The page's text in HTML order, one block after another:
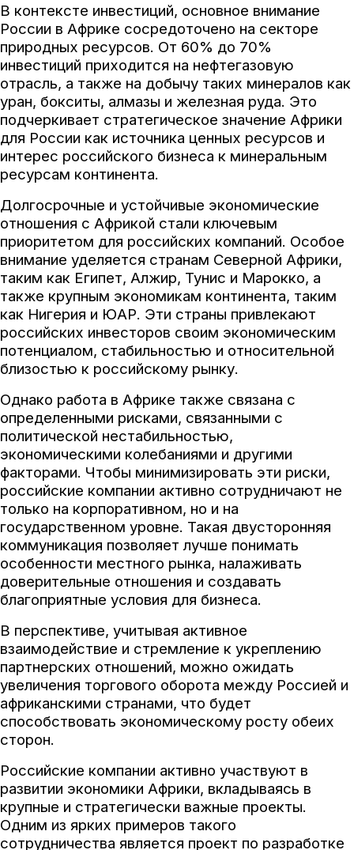
В контексте инвестиций, основное внимание
России в Африке сосредоточено на секторе
природных ресурсов. От 60% до 70%
инвестиций приходится на нефтегазовую
отрасль, а также на добычу таких минералов как
уран, бокситы, алмазы и железная руда. Это
подчеркивает стратегическое значение Африки
для России как источника ценных ресурсов и
интерес российского бизнеса к минеральным
ресурсам континента.
Долгосрочные и устойчивые экономические
отношения с Африкой стали ключевым
приоритетом для российских компаний. Особое
внимание уделяется странам Северной Африки,
таким как Египет, Алжир, Тунис и Марокко, а
также крупным экономикам континента, таким
как Нигерия и ЮАР. Эти страны привлекают
российских инвесторов своим экономическим
потенциалом, стабильностью и относительной
близостью к российскому рынку.
Однако работа в Африке также связана с
определенными рисками, связанными с
политической нестабильностью,
экономическими колебаниями и другими
факторами. Чтобы минимизировать эти риски,
российские компании активно сотрудничают не
только на корпоративном, но и на
государственном уровне. Такая двусторонняя
коммуникация позволяет лучше понимать
особенности местного рынка, налаживать
доверительные отношения и создавать
благоприятные условия для бизнеса.
В перспективе, учитывая активное
взаимодействие и стремление к укреплению
партнерских отношений, можно ожидать
увеличения торгового оборота между Россией и
африканскими странами, что будет
способствовать экономическому росту обеих
сторон.
Российские компании активно участвуют в
развитии экономики Африки, вкладываясь в
крупные и стратегически важные проекты.
Одним из ярких примеров такого
сотрудничества является проект по разработке